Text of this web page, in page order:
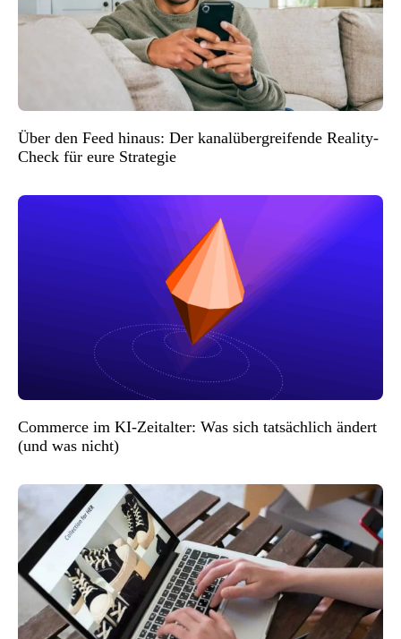
Über den Feed hinaus: Der kanalübergreifende Reality-
Check für eure Strategie
Commerce im KI-Zeitalter: Was sich tatsächlich ändert
(und was nicht)